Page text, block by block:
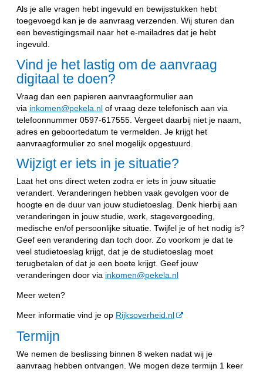
Als je alle vragen hebt ingevuld en bewijsstukken hebt
toegevoegd kan je de aanvraag verzenden. Wij sturen dan
een bevestigingsmail naar het e-mailadres dat je hebt
ingevuld.
Vind je het lastig om de aanvraag
digitaal te doen?
Vraag dan een papieren aanvraagformulier aan
via inkomen@pekela.nl of vraag deze telefonisch aan via
telefoonnummer 0597-617555. Vergeet daarbij niet je naam,
adres en geboortedatum te vermelden. Je krijgt het
aanvraagformulier zo snel mogelijk opgestuurd.
Wijzigt er iets in je situatie?
Laat het ons direct weten zodra er iets in jouw situatie
verandert. Veranderingen hebben vaak gevolgen voor de
hoogte en de duur van jouw studietoeslag. Denk hierbij aan
veranderingen in jouw studie, werk, stagevergoeding,
medische en/of persoonlijke situatie. Twijfel je of het nodig is?
Geef een verandering dan toch door. Zo voorkom je dat te
veel studietoeslag krijgt, dat je de studietoeslag moet
terugbetalen of dat je een boete krijgt. Geef jouw
veranderingen door via inkomen@pekela.nl
Meer weten?
Meer informatie vind je op Rijksoverheid.nl
Termijn
We nemen de beslissing binnen 8 weken nadat wij je
aanvraag hebben ontvangen. We mogen deze termijn 1 keer